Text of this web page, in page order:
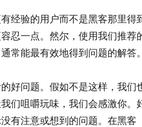
经验的用户而不是黑客那里得
忍一点。然尔，使用我们推荐
常能最有效地得到问题的解答。
好问题。假如不是这样，我们
们咀嚼玩味，我们会感激你。
有注意或想到的问题。在黑客